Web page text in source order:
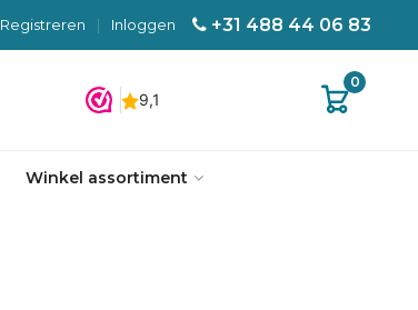
+31 488 44 06 83
Inloggen
|
Registreren
0
Winkel assortiment